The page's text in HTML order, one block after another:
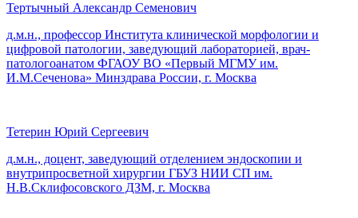
Тертычный Александр Семенович
д.м.н., профессор Института клинической морфологии и
цифровой патологии, заведующий лабораторией, врач-
патологоанатом ФГАОУ ВО «Первый МГМУ им.
И.М.Сеченова» Минздрава России, г. Москва
Тетерин Юрий Сергеевич
д.м.н., доцент, заведующий отделением эндоскопии и
внутрипросветной хирургии ГБУЗ НИИ СП им.
Н.В.Склифосовского ДЗМ, г. Москва